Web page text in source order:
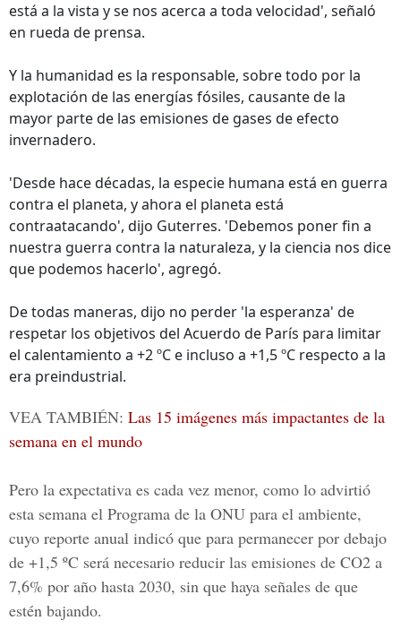
está a la vista y se nos acerca a toda velocidad', señaló
en rueda de prensa.
Y la humanidad es la responsable, sobre todo por la
explotación de las energías fósiles, causante de la
mayor parte de las emisiones de gases de efecto
invernadero.
'Desde hace décadas, la especie humana está en guerra
contra el planeta, y ahora el planeta está
contraatacando', dijo Guterres. 'Debemos poner fin a
nuestra guerra contra la naturaleza, y la ciencia nos dice
que podemos hacerlo', agregó.
De todas maneras, dijo no perder 'la esperanza' de
respetar los objetivos del Acuerdo de París para limitar
el calentamiento a +2 ºC e incluso a +1,5 ºC respecto a la
era preindustrial.
VEA TAMBIÉN: Las 15 imágenes más impactantes de la
semana en el mundo
Pero la expectativa es cada vez menor, como lo advirtió
esta semana el Programa de la ONU para el ambiente,
cuyo reporte anual indicó que para permanecer por debajo
de +1,5 ºC será necesario reducir las emisiones de CO2 a
7,6% por año hasta 2030, sin que haya señales de que
estén bajando.